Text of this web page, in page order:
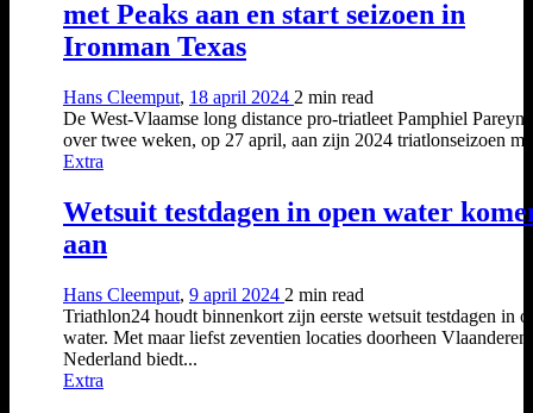
met Peaks aan en start seizoen in
Ironman Texas
Hans Cleemput, 18 april 2024 2 min read
De West-Vlaamse long distance pro-triatleet Pamphiel Pareyn
over twee weken, op 27 april, aan zijn 2024 triatlonseizoen
Extra
Wetsuit testdagen in open water
aan
Hans Cleemput, 9 april 2024 2 min read
Triathlon24 houdt binnenkort zijn eerste wetsuit testdagen in
water. Met maar liefst zeventien locaties doorheen Vlaanderen
Nederland biedt...
Extra